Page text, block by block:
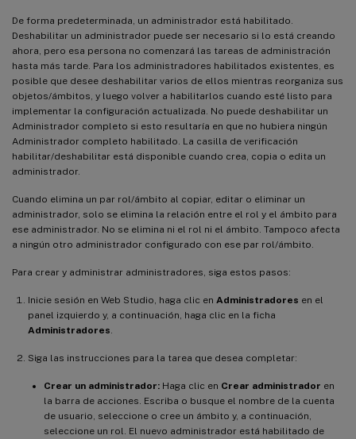
De forma predeterminada, un administrador está habilitado.
Deshabilitar un administrador puede ser necesario si lo está creando
ahora, pero esa persona no comenzará las tareas de administración
hasta más tarde. Para los administradores habilitados existentes, es
posible que desee deshabilitar varios de ellos mientras reorganiza sus
objetos/ámbitos, y luego volver a habilitarlos cuando esté listo para
implementar la configuración actualizada. No puede deshabilitar un
Administrador completo si esto resultaría en que no hubiera ningún
Administrador completo habilitado. La casilla de verificación
habilitar/deshabilitar está disponible cuando crea, copia o edita un
administrador.
Cuando elimina un par rol/ámbito al copiar, editar o eliminar un
administrador, solo se elimina la relación entre el rol y el ámbito para
ese administrador. No se elimina ni el rol ni el ámbito. Tampoco afecta
a ningún otro administrador configurado con ese par rol/ámbito.
Para crear y administrar administradores, siga estos pasos:
Inicie sesión en Web Studio, haga clic en Administradores en el
panel izquierdo y, a continuación, haga clic en la ficha
Administradores
Siga las instrucciones para la tarea que desea completar:
Crear un administrador: Haga clic en Crear administrador en
la barra de acciones. Escriba o busque el nombre de la cuenta
de usuario, seleccione o cree un ámbito y, a continuación,
seleccione un rol. El nuevo administrador está habilitado de